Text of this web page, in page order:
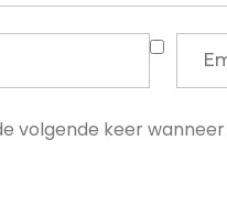
volgende keer